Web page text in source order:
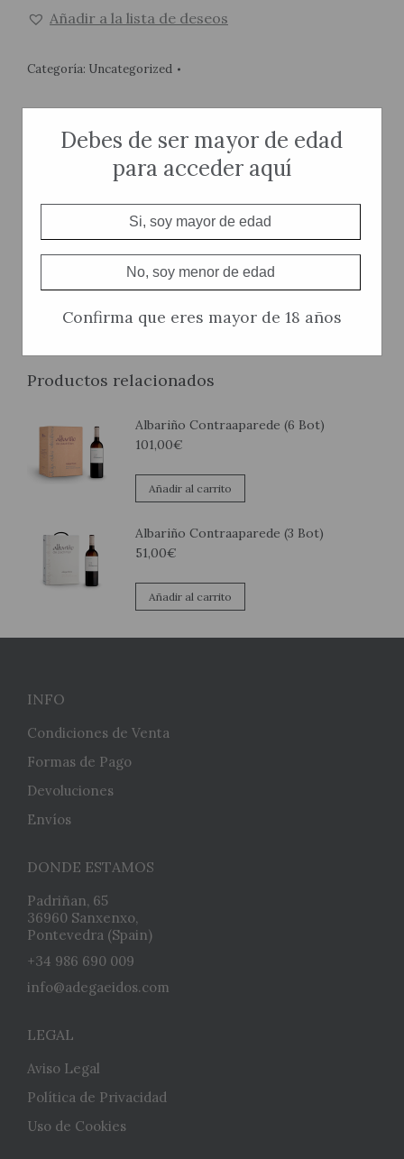
Debes de ser mayor de edad
para acceder aquí
Si, soy mayor de edad
No, soy menor de edad
Confirma que eres mayor de 18 años
Añadir a la lista de deseos
Categoría: Uncategorized
Información adicional
Peso 2,03 kg
Productos relacionados
Albariño Contraaparede (6 Bot)
101,00€
Añadir al carrito
Albariño Contraaparede (3 Bot)
51,00€
Añadir al carrito
INFO
Condiciones de Venta
Formas de Pago
Devoluciones
Envíos
DONDE ESTAMOS
Padriñan, 65
36960 Sanxenxo,
Pontevedra (Spain)
+34 986 690 009
info@adegaeidos.com
LEGAL
Aviso Legal
Política de Privacidad
Uso de Cookies